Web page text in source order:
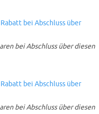
bei Abschluss über diesen
bei Abschluss über diesen